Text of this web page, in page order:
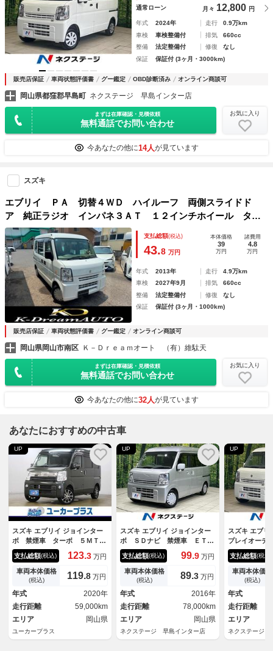
通常ローン 月々 12,800 円
年式 2024年 走行
0.9万km
車検
車検整備付 排気
660cc
整備
法定整備付 修復
なし
保証
保証付 (3ヶ月・3000km)
販売店保証 車両状態評価書 グー鑑定 OBD診断済み オンライン商談可
岡山県都窪郡早島町 ネクステージ 早島インター店
まずは在庫確認・見積依頼
無料通話でお問い合わせ
お気に入り
今あなたの他に14人が見ています
スズキ
エブリイ ＰＡ 切替４ＷＤ ハイルーフ 両側スライドド
ア 純正ラジオ インパネ３ＡＴ １２インチホイール タイ
ミングチェーンエンジン
支払総額(税込)
43.8 万円
本体価格
39
万円
諸費用
4.8
万円
年式 2013年 走行
4.9万km
車検
2027年9月 排気
660cc
整備
法定整備付 修復
なし
保証
保証付 (3ヶ月・1000km)
販売店保証 車両状態評価書 グー鑑定 オンライン商談可
岡山県岡山市南区 Ｋ－Ｄｒｅａｍオート （有）維駄天
まずは在庫確認・見積依頼
無料通話でお問い合わせ
お気に入り
今あなたの他に32人が見ています
あなたにおすすめの中古車
UP
スズキ エブリイ ジョインター
ボ 禁煙車 ターボ ５ＭＴ
社外９型ナビ フルセグＴＶ
Ｂｌｕｅｔｏｏｔｈ バックカ
メラ ＥＴＣ キーレスキー
オーバーヘッドコンソール ハ
イルーフ 社外１４インチアル
ミ
支払総額(税込) 123.3 万円
車両本体価格
(税込) 119.8 万円
年式
2020年
走行距離
59,000km
エリア
岡山県
ユーカープラス
UP
スズキ エブリイ ジョインター
ボ ＳＤナビ 禁煙車 ＥＴ
Ｃ Ｂｌｕｅｔｏｏｔｈ Ｃ
Ｄ ＤＶＤ再生 フルセグ
支払総額(税込) 99.9 万円
車両本体価格
(税込) 89.3 万円
年式
2016年
走行距離
78,000km
エリア
岡山県
ネクステージ 早島インター店
UP
スズキ エブ
プレイオー
ックカメラ
ヒーター Ｂ
ｈ ＥＴＣ
ー キーレス
トップ
支払総額(税込)
車両本体価格
(税込)
年式
走行距離
エリア
ネクステージ